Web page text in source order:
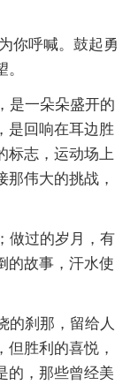
你呼喊。鼓起勇
是一朵朵盛开的
是回响在耳边胜
标志，运动场上
伟大的挑战，
做过的岁月，有
的故事，汗水使
的刹那，留给人
胜利的喜悦，
的，那些曾经美